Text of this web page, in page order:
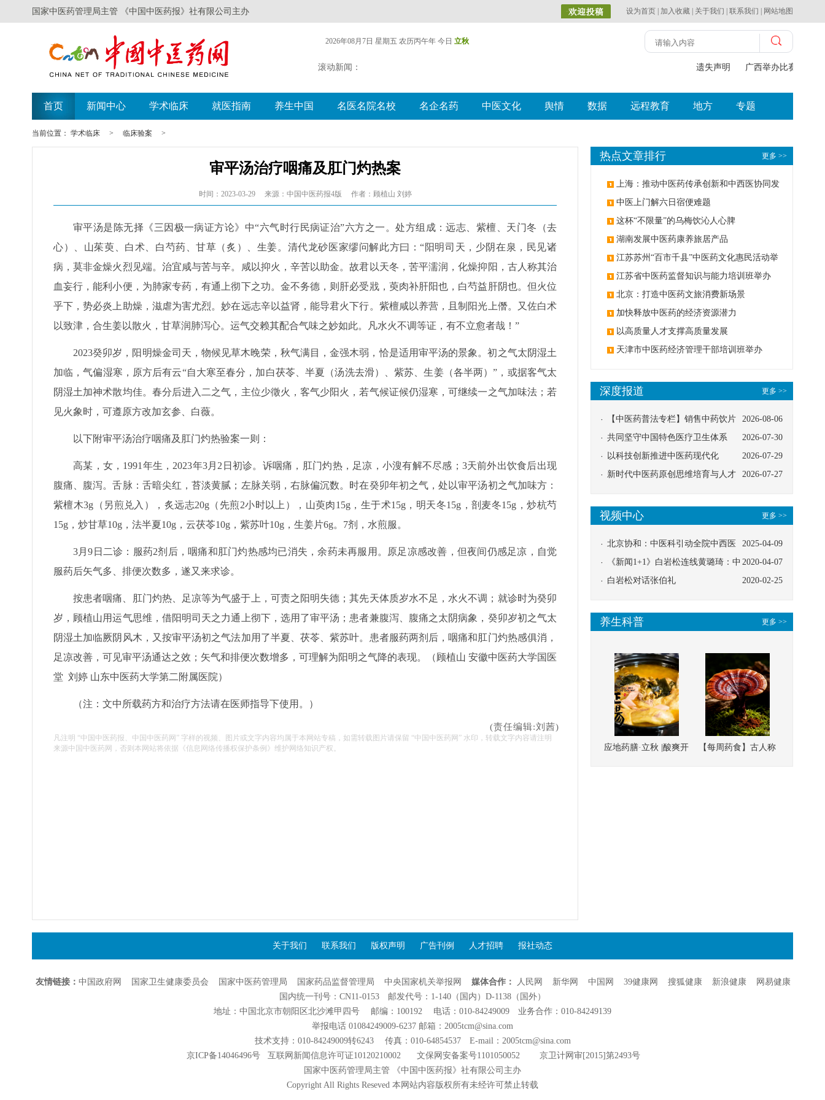
国家中医药管理局主管 《中国中医药报》社有限公司主办 设为首页 加入收藏 关于我们 联系我们 网站地图
2026年08月7日 星期五 农历丙午年 今日 立秋
滚动新闻： 遗失声明 广西举办比赛探索
首页 新闻中心 学术临床 就医指南 养生中国 名医名院名校 名企名药 中医文化 舆情 数据 远程教育 地方 专题
当前位置： 学术临床 > 临床验案 >
审平汤治疗咽痛及肛门灼热案
时间：2023-03-29 来源：中国中医药报4版 作者：顾植山 刘婷
审平汤是陈无择《三因极一病证方论》中“六气时行民病证治”六方之一。处方组成：远志、紫檀、天门冬（去
心）、山茱萸、白术、白芍药、甘草（炙）、生姜。清代龙砂医家缪问解此方曰：“阳明司天，少阴在泉，民见诸
病，莫非金燥火烈见端。治宜咸与苦与辛。咸以抑火，辛苦以助金。故君以天冬，苦平濡润，化燥抑阳，古人称其治
血妄行，能利小便，为肺家专药，有通上彻下之功。金不务德，则肝必受戕，萸肉补肝阳也，白芍益肝阴也。但火位
乎下，势必炎上助燥，滋虐为害尤烈。妙在远志辛以益肾，能导君火下行。紫檀咸以养营，且制阳光上僭。又佐白术
以致津，合生姜以散火，甘草润肺泻心。运气交赖其配合气味之妙如此。凡水火不调等证，有不立愈者哉！”
2023癸卯岁，阳明燥金司天，物候见草木晚荣，秋气满目，金强木弱，恰是适用审平汤的景象。初之气太阴湿土
加临，气偏湿寒，原方后有云“自大寒至春分，加白茯苓、半夏（汤洗去滑）、紫苏、生姜（各半两）”，或据客气太
阴湿土加神术散均佳。春分后进入二之气，主位少徵火，客气少阳火，若气候证候仍湿寒，可继续一之气加味法；若
见火象时，可遵原方改加玄参、白薇。
以下附审平汤治疗咽痛及肛门灼热验案一则：
高某，女，1991年生，2023年3月2日初诊。诉咽痛，肛门灼热，足凉，小溲有解不尽感；3天前外出饮食后出现
腹痛、腹泻。舌脉：舌暗尖红，苔淡黄腻；左脉关弱，右脉偏沉数。时在癸卯年初之气，处以审平汤初之气加味方：
紫檀木3g（另煎兑入），炙远志20g（先煎2小时以上），山萸肉15g，生于术15g，明天冬15g，剖麦冬15g，炒杭芍
15g，炒甘草10g，法半夏10g，云茯苓10g，紫苏叶10g，生姜片6g。7剂，水煎服。
3月9日二诊：服药2剂后，咽痛和肛门灼热感均已消失，余药未再服用。原足凉感改善，但夜间仍感足凉，自觉
服药后矢气多、排便次数多，遂又来求诊。
按患者咽痛、肛门灼热、足凉等为气盛于上，可责之阳明失德；其先天体质岁水不足，水火不调；就诊时为癸卯
岁，顾植山用运气思维，借阳明司天之力通上彻下，选用了审平汤；患者兼腹泻、腹痛之太阴病象，癸卯岁初之气太
阴湿土加临厥阴风木，又按审平汤初之气法加用了半夏、茯苓、紫苏叶。患者服药两剂后，咽痛和肛门灼热感俱消，
足凉改善，可见审平汤通达之效；矢气和排便次数增多，可理解为阳明之气降的表现。（顾植山 安徽中医药大学国医
堂 刘婷 山东中医药大学第二附属医院）
（注：文中所载药方和治疗方法请在医师指导下使用。）
(责任编辑:刘茜)
凡注明 “中国中医药报、中国中医药网” 字样的视频、图片或文字内容均属于本网站专稿，如需转载图片请保留 “中国中医药网” 水印，转载文字内容请注明
来源中国中医药网，否则本网站将依据《信息网络传播权保护条例》维护网络知识产权。
更多 >>
热点文章排行
上海：推动中医药传承创新和中西医协同发
展 中医上门解六日宿便难题
这杯“不限量”的乌梅饮沁人心脾
湖南发展中医药康养旅居产品
江苏苏州“百市千县”中医药文化惠民活动举
办 江苏省中医药监督知识与能力培训班举办
北京：打造中医药文旅消费新场景
加快释放中医药的经济资源潜力
以高质量人才支撑高质量发展
天津市中医药经济管理干部培训班举办
更多 >>
深度报道
2026-08-06
【中医药普法专栏】销售中药饮片
应告知煎服方法及注意事项
2026-07-30
共同坚守中国特色医疗卫生体系
2026-07-29
以科技创新推进中医药现代化
2026-07-27
新时代中医药原创思维培育与人才
更多 >>
视频中心
2025-04-09
北京协和：中医科引动全院中西医
协同
2020-04-07
《新闻1+1》白岩松连线黄璐琦：中
医救治的临床效果
2020-02-25
白岩松对话张伯礼
更多 >>
养生科普
应地药膳·立秋 |酸爽开
【每周药食】古人称
关于我们 联系我们 版权声明 广告刊例 人才招聘 报社动态
友情链接： 中国政府网 国家卫生健康委员会 国家中医药管理局 国家药品监督管理局 中央国家机关举报网 媒体合作： 人民网 新华网 中国网 39健康网 搜狐健康 新浪健康
网易健康
国内统一刊号：CN11-0153 邮发代号：1-140（国内）D-1138（国外）
地址：中国北京市朝阳区北沙滩甲四号 邮编：100192 电话：010-84249009 业务合作：010-84249139
举报电话 01084249009-6237 邮箱：2005tcm@sina.com
技术支持：010-84249009转6243 传真：010-64854537 E-mail：2005tcm@sina.com
京ICP备14046496号
互联网新闻信息许可证10120210002文保网安备案号1101050052 京卫计网审[2015]第2493号
国家中医药管理局主管 《中国中医药报》社有限公司主办
Copyright All Rights Reseved 本网站内容版权所有未经许可禁止转载